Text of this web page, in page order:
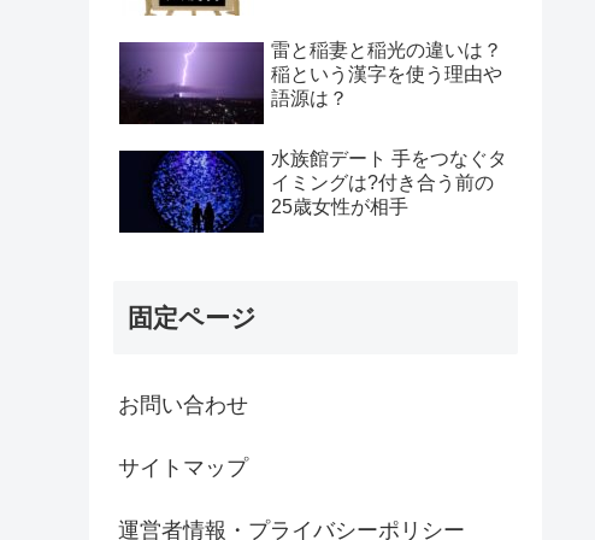
雷と稲妻と稲光の違いは？
稲という漢字を使う理由や
語源は？
水族館デート 手をつなぐタ
イミングは?付き合う前の
25歳女性が相手
固定ページ
お問い合わせ
サイトマップ
運営者情報・プライバシーポリシー